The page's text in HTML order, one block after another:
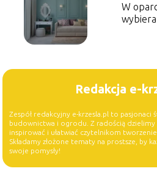
W
wybiera
Redakcja e-
Zespół redakcyjny e-krzesla.pl to pasjonaci
budownictwa i ogrodu. Z radością dzielimy
inspirować i ułatwiać czytelnikom
Składamy złożone tematy na prostsze, by
swoje pomysły!